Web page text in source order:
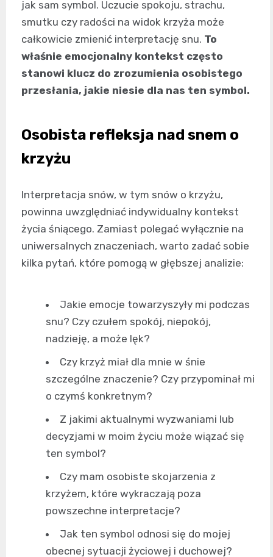
jak sam symbol. Uczucie spokoju, strachu,
smutku czy radości na widok krzyża może
całkowicie zmienić interpretację snu. To
właśnie emocjonalny kontekst często
stanowi klucz do zrozumienia osobistego
przesłania, jakie niesie dla nas ten symbol.
Osobista refleksja nad snem o
krzyżu
Interpretacja snów, w tym snów o krzyżu,
powinna uwzględniać indywidualny kontekst
życia śniącego. Zamiast polegać wyłącznie na
uniwersalnych znaczeniach, warto zadać sobie
kilka pytań, które pomogą w głębszej analizie:
Jakie emocje towarzyszyły mi podczas
snu? Czy czułem spokój, niepokój,
nadzieję, a może lęk?
Czy krzyż miał dla mnie w śnie
szczególne znaczenie? Czy przypominał mi
o czymś konkretnym?
Z jakimi aktualnymi wyzwaniami lub
decyzjami w moim życiu może wiązać się
ten symbol?
Czy mam osobiste skojarzenia z
krzyżem, które wykraczają poza
powszechne interpretacje?
Jak ten symbol odnosi się do mojej
obecnej sytuacji życiowej i duchowej?